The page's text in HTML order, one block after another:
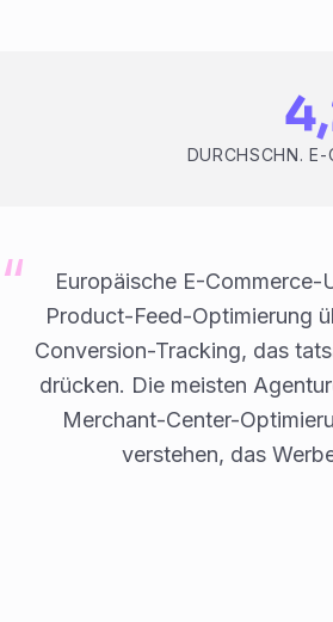
DURCHSCHN. E-
Europäische E-
Product-Feed-Optimierung
Conversion-Tracking, das
drücken. Die meisten
Merchant-Center-
verstehen, das